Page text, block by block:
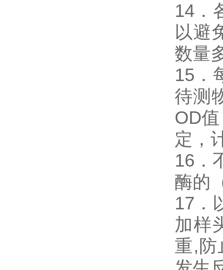
14．
以避
数量
15．
待测
OD
定，
16．
酶的
17．
加样
重,防